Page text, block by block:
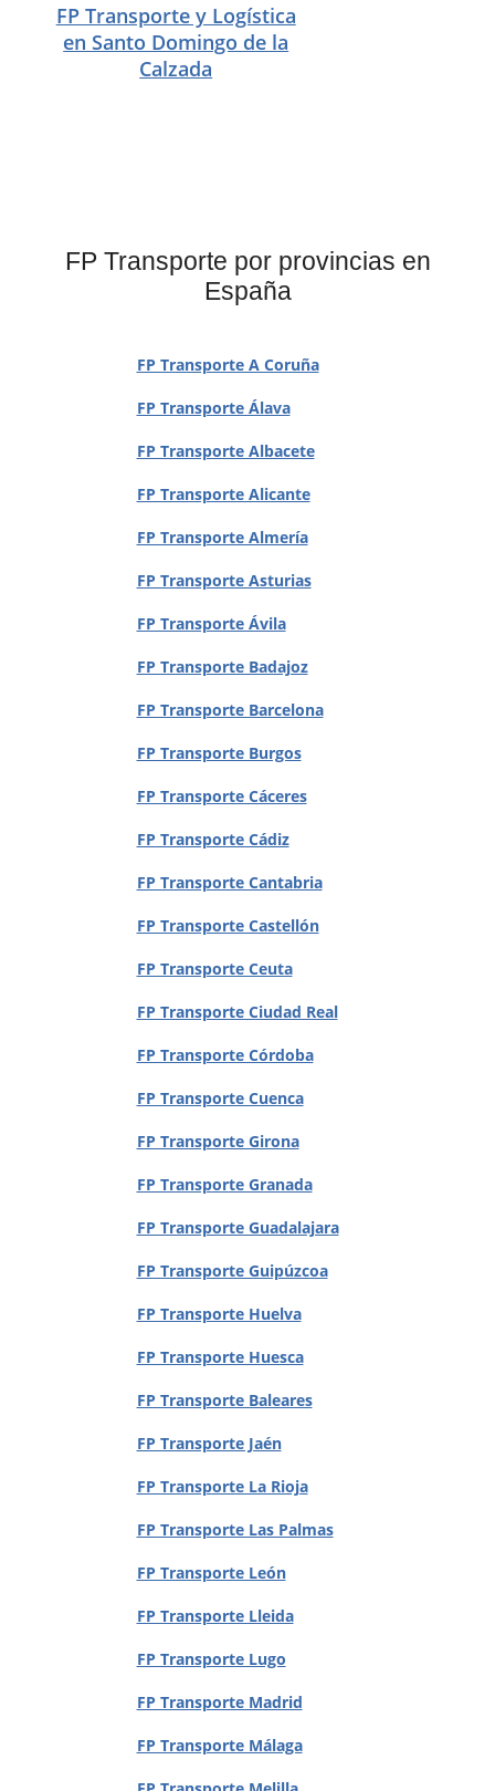
FP Transporte y Logística
en Santo Domingo de la
Calzada
FP Transporte por provincias en
España
FP Transporte A Coruña
FP Transporte Álava
FP Transporte Albacete
FP Transporte Alicante
FP Transporte Almería
FP Transporte Asturias
FP Transporte Ávila
FP Transporte Badajoz
FP Transporte Barcelona
FP Transporte Burgos
FP Transporte Cáceres
FP Transporte Cádiz
FP Transporte Cantabria
FP Transporte Castellón
FP Transporte Ceuta
FP Transporte Ciudad Real
FP Transporte Córdoba
FP Transporte Cuenca
FP Transporte Girona
FP Transporte Granada
FP Transporte Guadalajara
FP Transporte Guipúzcoa
FP Transporte Huelva
FP Transporte Huesca
FP Transporte Baleares
FP Transporte Jaén
FP Transporte La Rioja
FP Transporte Las Palmas
FP Transporte León
FP Transporte Lleida
FP Transporte Lugo
FP Transporte Madrid
FP Transporte Málaga